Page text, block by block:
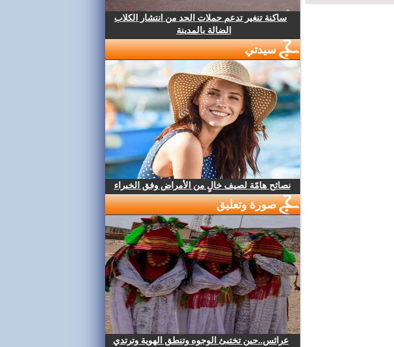
ساكنة تنغير تدعم حملات الحد من انتشار الكلاب
الضالة بالمدينة
سيدتي
نصائح هامّة لصيف خالٍ من الأمراض وفق الخبراء
صورة وتعليق
عرائس..حين تختبئ الوجوه وتنطق الهوية وترتدي